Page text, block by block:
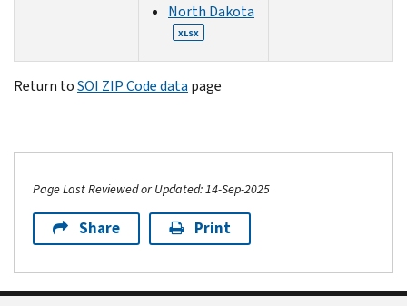
North Dakota
XLSX
Return toSOI ZIP Code data page
Page Last Reviewed or Updated: 14-Sep-2025
Share Print